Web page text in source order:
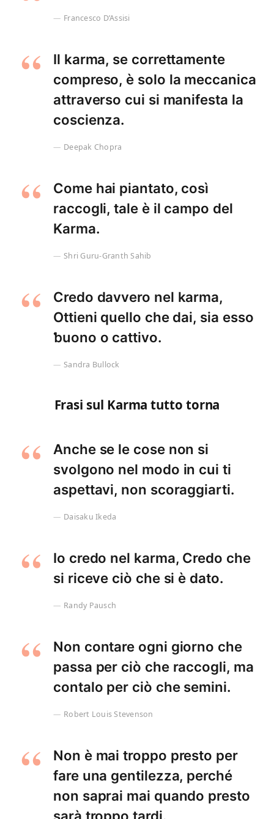
Francesco D’Assisi
Il karma, se correttamente
compreso, è solo la meccanica
attraverso cui si manifesta la
coscienza.
Deepak Chopra
Come hai piantato, così
raccogli, tale è il campo del
Karma.
Shri Guru-Granth Sahib
Credo davvero nel karma,
Ottieni quello che dai, sia esso
ƅuono o cattivo.
Sandra Bullock
Frasi sul Karma tutto torna
Anche se le cose non si
svolgono nel modo in cui ti
aspettavi, non scoraggiarti.
Daisaku Ikeda
Io credo nel karma, Credo che
si riceve ciò che si è dato.
Randy Pausch
Non contare ogni giorno che
passa per ciò che raccogli, ma
contalo per ciò che semini.
Robert Louis Stevenson
Non è mai troppo presto per
fare una gentilezza, perché
non saprai mai quando presto